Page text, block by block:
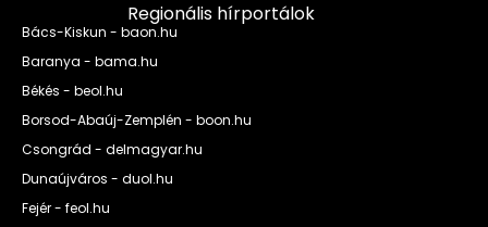
Regionális hírportálok
Bács-Kiskun - baon.hu
Baranya - bama.hu
Békés - beol.hu
Borsod-Abaúj-Zemplén - boon.hu
Csongrád - delmagyar.hu
Dunaújváros - duol.hu
Fejér - feol.hu